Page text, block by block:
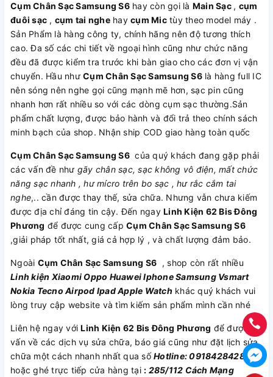
Cụm Chân Sạc Samsung S6hay còn gọi là Main Sạc , cụm
đuôi sạc , cụm tai nghehay cụm Mictùy theo model máy .
Sản Phẩm là hàng công ty, chính hãng nên độ tương thích
cao. Đa số các chi tiết về ngoại hình cũng như chức năng
đều đã được kiểm tra trước khi bàn giao cho các đơn vị vận
chuyển. Hầu như Cụm Chân Sạc Samsung S6là hàng full IC
nên sóng nên nghe gọi cũng mạnh mẽ hơn, sạc pin cũng
nhanh hơn rất nhiều so với các dòng cụm sạc thường.Sản
phẩm chất lượng, được bảo hành và đổi trả theo chính sách
minh bạch của shop. Nhận ship COD giao hàng toàn quốc
Cụm Chân Sạc Samsung S6của quý khách đang gặp phải
các vấn đề như gãy chân sạc, sạc không vô điện, mất chức
năng sạc nhanh , hư mícro trên bo sạc , hư rắc cắm tai
nghe,.. cần được thay thế, sửa chữa. Nhưng vẫn chưa kiếm
được địa chỉ đáng tin cậy. Đến ngay Linh Kiện 62 Bis Đông
Phương để được cung cấp Cụm Chân Sạc Samsung S6
,giải pháp tốt nhất, giá cả hợp lý , và chất lượng đảm bảo.
Ngoài Cụm Chân Sạc Samsung S6 , shop còn rất nhiều
Linh kiện Xiaomi Oppo HuaweiIphoneSamsung Vsmart
Nokia Tecno Airpod IpadApple Watch khác quý khách vui
lòng truy cập website và tìm kiếm sản phẩm mình cần nhé
Liên hệ ngay vớiLinh Kiện 62 Bis Đông Phương để được tư
vấn về các dịch vụ sửa chữa, báo giá cũng như đặt lịch sửa
chữa một cách nhanh nhất qua sốHotline: 0918428428
hoặc ghé trực tiếp cửa hàng tại : 285/112 Cách Mạng